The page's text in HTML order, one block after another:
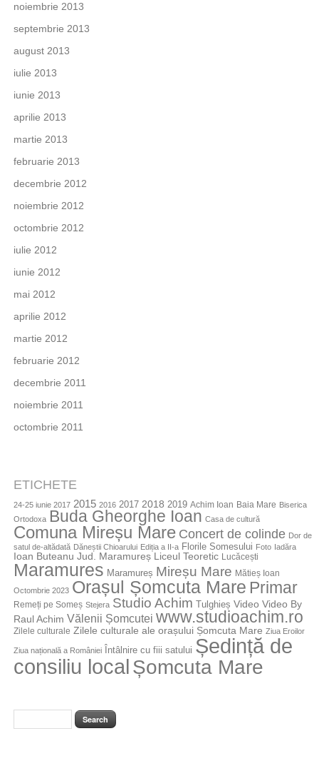
noiembrie 2013
septembrie 2013
august 2013
iulie 2013
iunie 2013
aprilie 2013
martie 2013
februarie 2013
decembrie 2012
noiembrie 2012
octombrie 2012
iulie 2012
iunie 2012
mai 2012
aprilie 2012
martie 2012
februarie 2012
decembrie 2011
noiembrie 2011
octombrie 2011
ETICHETE
24-25 iunie 2017 2015 2016 2017 2018 2019 Achim Ioan Baia Mare Biserica
Ortodoxa
Buda Gheorghe Ioan Casa de cultură
Comuna Mireșu Mare Concert de colinde Dor de
satul de-altădată Dăneștii Chioarului Ediția a II-a Florile Somesului Foto Iadăra
Ioan Buteanu Jud. Maramureș Liceul Teoretic Lucăcești
Maramures Maramureș Mireșu Mare Mătieș Ioan
Octombrie 2023 Orașul Șomcuta Mare Primar
Remeți pe Someș Stejera Studio Achim Tulghieș Video Video By
Raul Achim Vălenii Șomcutei www.studioachim.ro
Zilele culturale Zilele culturale ale orașului Șomcuta Mare Ziua Eroilor
Ziua națională a României Întâlnire cu fiii satului Ședință de
consiliu localȘomcuta Mare